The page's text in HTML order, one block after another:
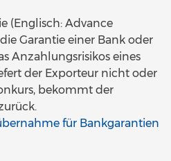
(Englisch: Advance
Garantie einer Bank oder
Anzahlungsrisikos eines
der Exporteur nicht oder
bekommt der
für Bankgarantien